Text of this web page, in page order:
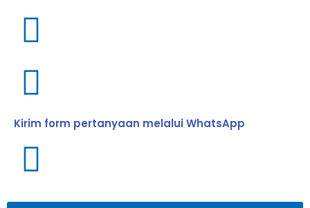
Kirim form pertanyaan melalui WhatsApp